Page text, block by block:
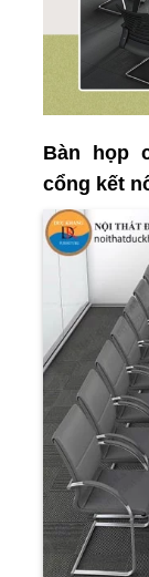
Bàn họp
cổng kết